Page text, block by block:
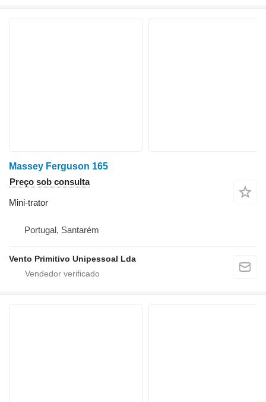
Massey Ferguson 165
Preço sob consulta
Mini-trator
Portugal, Santarém
Vento Primitivo Unipessoal Lda